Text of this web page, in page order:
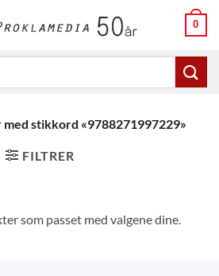
0
stikkord «9788271997229»
FILTRER
som passet med valgene dine.